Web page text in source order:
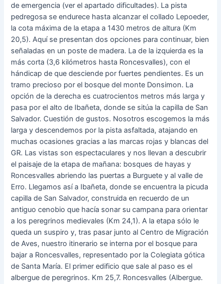
de emergencia (ver el apartado dificultades). La pista
pedregosa se endurece hasta alcanzar el collado Lepoeder,
la cota máxima de la etapa a 1430 metros de altura (Km
20,5). Aquí se presentan dos opciones para continuar, bien
señaladas en un poste de madera. La de la izquierda es la
más corta (3,6 kilómetros hasta Roncesvalles), con el
hándicap de que desciende por fuertes pendientes. Es un
tramo precioso por el bosque del monte Donsimon. La
opción de la derecha es cuatrocientos metros más larga y
pasa por el alto de Ibañeta, donde se sitúa la capilla de San
Salvador. Cuestión de gustos. Nosotros escogemos la más
larga y descendemos por la pista asfaltada, atajando en
muchas ocasiones gracias a las marcas rojas y blancas del
GR. Las vistas son espectaculares y nos llevan a descubrir
el paisaje de la etapa de mañana: bosques de hayas y
Roncesvalles abriendo las puertas a Burguete y al valle de
Erro. Llegamos así a Ibañeta, donde se encuentra la picuda
capilla de San Salvador, construida en recuerdo de un
antiguo cenobio que hacía sonar su campana para orientar
a los peregrinos medievales (Km 24,1). A la etapa sólo le
queda un suspiro y, tras pasar junto al Centro de Migración
de Aves, nuestro itinerario se interna por el bosque para
bajar a Roncesvalles, representado por la Colegiata gótica
de Santa María. El primer edificio que sale al paso es el
albergue de peregrinos. Km 25,7. Roncesvalles (Albergue.